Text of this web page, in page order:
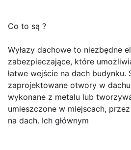
Co to są ?
Wyłazy dachowe to niezbędne
zabezpieczające, które
łatwe wejście na dach budynku.
zaprojektowane otwory w
wykonane z metalu lub
umieszczone w miejscach,
na dach. Ich głównym